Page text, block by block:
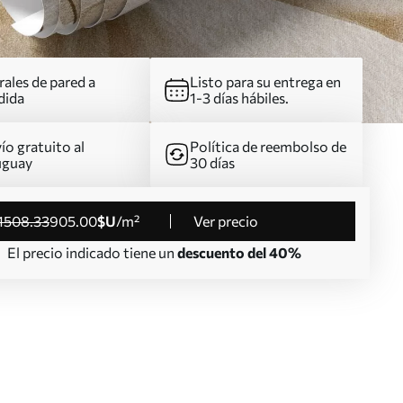
de pared a
Listo para su entrega en
1-3 días hábiles.
gratuito al
Política de reembolso de
30 días
.33905.00$U/m²
Ver precio
El precio indicado tiene un descuento del 40%